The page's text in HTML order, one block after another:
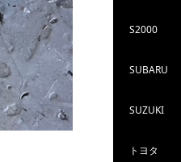
S2000
SUBARU
SUZUKI
トヨタ